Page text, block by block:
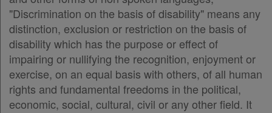
"Discrimination on the basis of disability" means any
distinction, exclusion or restriction on the basis of
disability which has the purpose or effect of
impairing or nullifying the recognition, enjoyment or
exercise, on an equal basis with others, of all human
rights and fundamental freedoms in the political,
economic, social, cultural, civil or any other field. It